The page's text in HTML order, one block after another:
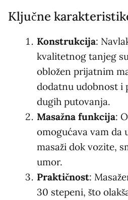
Ključne
Konstrukcija:
kvalitetnog tanjeg
obložen prijatnim
dodatnu udobnost i
dugih putovanja.
Masažna funkcija:
omogućava vam da
masaži dok vozite,
umor.
Praktičnost:
30 stepeni, što